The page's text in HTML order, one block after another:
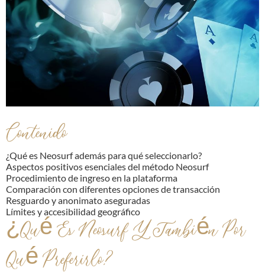
Contenido
¿Qué es Neosurf además para qué seleccionarlo?
Aspectos positivos esenciales del método Neosurf
Procedimiento de ingreso en la plataforma
Comparación con diferentes opciones de transacción
Resguardo y anonimato aseguradas
Límites y accesibilidad geográfico
¿Qué Es Neosurf Y También Por
Qué Preferirlo?